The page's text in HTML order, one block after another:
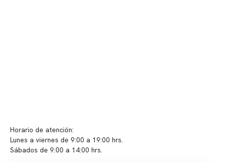
Horario de atención:
Lunes a viernes de 9:00 a 19:00 hrs.
Sábados de 9:00 a 14:00 hrs.